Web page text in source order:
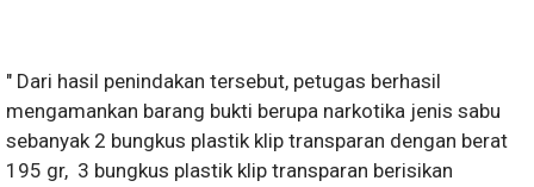
" Dari hasil penindakan tersebut, petugas berhasil
mengamankan barang bukti berupa narkotika jenis sabu
sebanyak 2 bungkus plastik klip transparan dengan berat
195 gr, 3 bungkus plastik klip transparan berisikan